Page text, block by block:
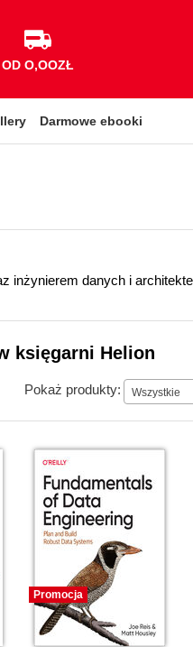
OD O,OOZŁ
Darmowe ebooki
inżynierem danych i
księgarni Helion
Pokaż produkty: Wszystkie
Promocja